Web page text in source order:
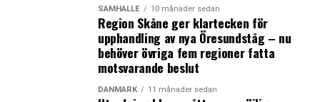
Ett exempel är Alternativet, som tog sig med rekordfart
in i Folketinget förra året. Under söndagen utdelades
Folkemötets Dialogpris till partiets politiska ledare Uffe
”Uffe är uppriktigt intresserade av att bli klokare genom
SAMHÄLLE 10 månader sedan
Region Skåne ger klartecken för
upphandling av nya Öresundståg – nu
behöver övriga fem regioner fatta
motsvarande beslut
DANMARK 11 månader sedan